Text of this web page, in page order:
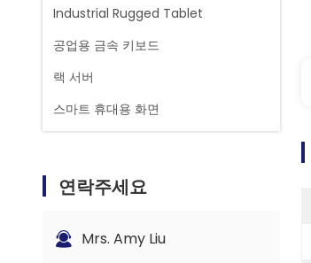
Industrial Rugged Tablet
공업용 금속 키보드
랙 서버
스마트 휴대용 화면
연락주세요
Mrs. Amy Liu